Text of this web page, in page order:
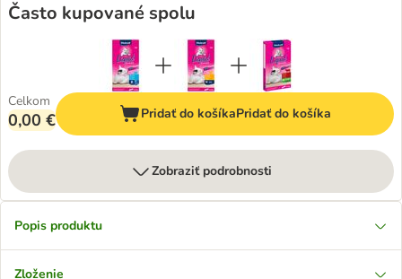
Často kupované spolu
Celkom
0,00 € Pridať do košíkaPridať do košíka
Zobraziť podrobnosti
Popis produktu
Zloženie